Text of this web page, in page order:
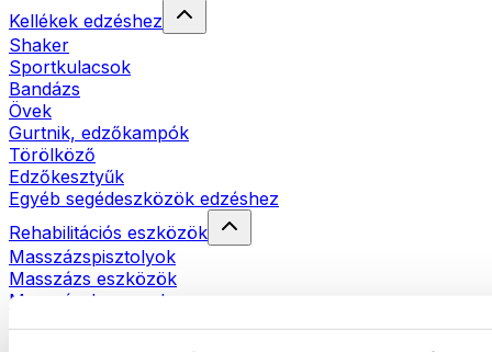
Kellékek edzéshez
Shaker
Sportkulacsok
Bandázs
Övek
Gurtnik, edzőkampók
Törölköző
Edzőkesztyűk
Egyéb segédeszközök edzéshez
Rehabilitációs eszközök
Masszázspisztolyok
Masszázs eszközök
Masszázshengerek